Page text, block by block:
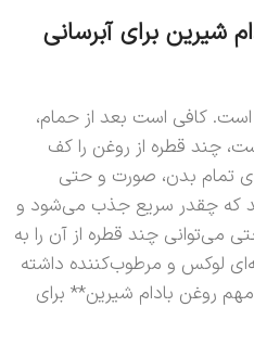
شیرین برای آبرسانی
است. کافی است بعد از حمام،
چند قطره از روغن را کف
تمام بدن، صورت و حتی
که چقدر سریع جذب می‌شود و
می‌توانی چند قطره از آن را به
لوکس و مرطوب‌کننده داشته
یکی از **5 کاربرد مهم روغن بادام شیرین** برای